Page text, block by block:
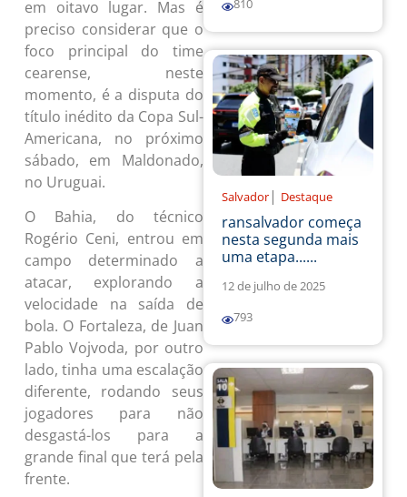
em oitavo lugar. Mas é
preciso considerar que o
foco principal do time
cearense, neste
momento, é a disputa do
título inédito da Copa Sul-
Americana, no próximo
sábado, em Maldonado,
no Uruguai.
O Bahia, do técnico
Rogério Ceni, entrou em
campo determinado a
atacar, explorando a
velocidade na saída de
bola. O Fortaleza, de Juan
Pablo Vojvoda, por outro
lado, tinha uma escalação
diferente, rodando seus
jogadores para não
desgastá-los para a
grande final que terá pela
frente.
810
Salvador | Destaque
ransalvador começa
nesta segunda mais
uma etapa......
12 de julho de 2025
793